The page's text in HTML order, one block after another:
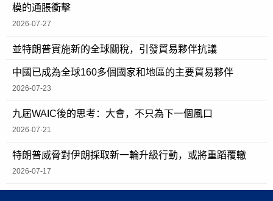
模的通脹衝擊
2026-07-27
並特朗普實施新的全球關稅，引發貿易夥伴抗議
中國已成為全球160多個國家和地區的主要貿易夥伴
2026-07-23
九屆WAIC後的思考：大會，不只為下一個風口
2026-07-21
特朗普威脅對伊朗採取新一輪升級行動，或將重蹈覆轍
2026-07-17